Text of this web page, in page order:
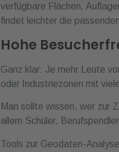
verfügbare Flächen,
findet leichter die
Hohe
Ganz klar: Je mehr Leute
oder Industriezonen mit
Man sollte wissen, wer zur
allem Schüler,
Tools zur Geodaten-